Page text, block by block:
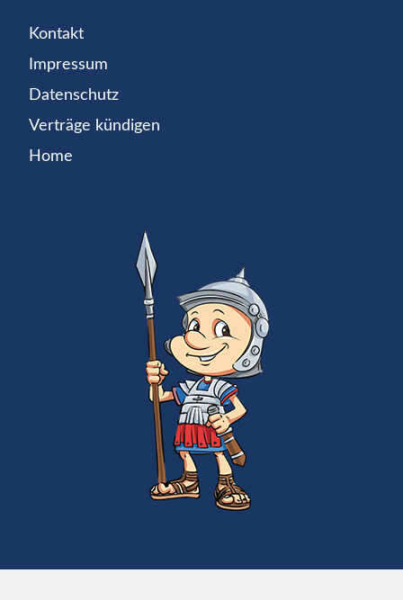
Kontakt
Impressum
Datenschutz
Verträge kündigen
Home